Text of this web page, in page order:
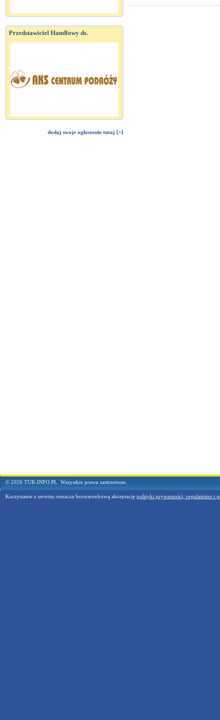
Przedstawiciel Handlowy ds.
dodaj swoje ogłoszenie tutaj [+]
© 2026 TUR-INFO.PL. Wszystkie prawa zastrzeżone.
Korzystanie z serwisu oznacza bezwarunkową akceptację polityki prywatności, regulaminu i